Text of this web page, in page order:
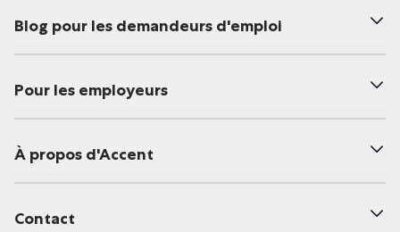
Blog pour les demandeurs d'emploi
Pour les employeurs
À propos d'Accent
Contact